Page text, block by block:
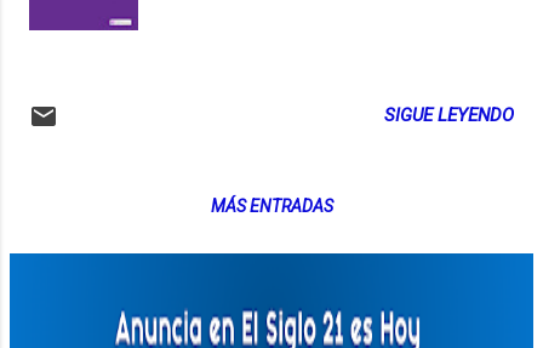
SIGUE LEYENDO
MÁS ENTRADAS